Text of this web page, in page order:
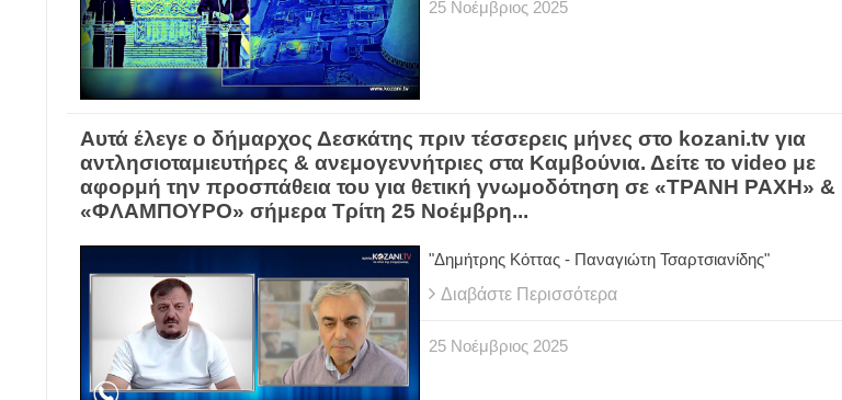
25 Νοέμβριος 2025
Αυτά έλεγε ο δήμαρχος Δεσκάτης πριν τέσσερεις μήνες στο kozani.tv για
αντλησιοταμιευτήρες & ανεμογεννήτριες στα Καμβούνια. Δείτε το video με
αφορμή την προσπάθεια του για θετική γνωμοδότηση σε «ΤΡΑΝΗ ΡΑΧΗ» &
«ΦΛΑΜΠΟΥΡΟ» σήμερα Τρίτη 25 Νοέμβρη...
"Δημήτρης Κόττας - Παναγιώτη Τσαρτσιανίδης"
Διαβάστε Περισσότερα
25 Νοέμβριος 2025